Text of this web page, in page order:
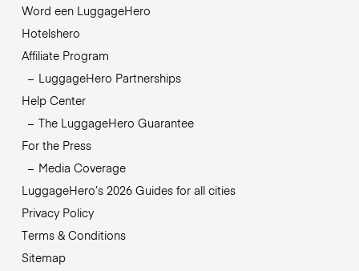
Word een LuggageHero
Hotelshero
Affiliate Program
LuggageHero Partnerships
Help Center
The LuggageHero Guarantee
For the Press
Media Coverage
LuggageHero’s 2026 Guides for all cities
Privacy Policy
Terms & Conditions
Sitemap